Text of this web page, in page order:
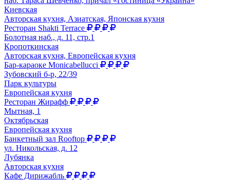
Киевская
Авторская кухня, Азиатская, Японская кухня
Ресторан Shakti Terrace
Болотная наб., д. 11, стр.1
Кропоткинская
Авторская кухня, Европейская кухня
Бар-караоке Monicabellucci
Зубовский б-р, 22/39
Парк культуры
Европейская кухня
Ресторан Жирафф
Мытная, 1
Октябрьская
Европейская кухня
Банкетный зал Rooftop
ул. Никольская, д. 12
Лубянка
Авторская кухня
Кафе Дирижабль